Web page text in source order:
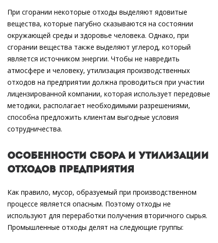
При сгорании некоторые отходы выделяют ядовитые
вещества, которые пагубно сказываются на состоянии
окружающей среды и здоровье человека. Однако, при
сгорании вещества также выделяют углерод, который
является источником энергии. Чтобы не навредить
атмосфере и человеку, утилизация производственных
отходов на предприятии должна проводиться при участии
лицензированной компании, которая использует передовые
методики, располагает необходимыми разрешениями,
способна предложить клиентам выгодные условия
сотрудничества.
Особенности сбора и утилизации
отходов предприятия
Как правило, мусор, образуемый при производственном
процессе является опасным. Поэтому отходы не
используют для переработки получения вторичного сырья.
Промышленные отходы делят на следующие группы: